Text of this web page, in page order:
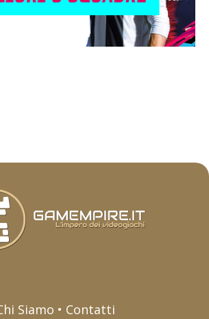
Siamo • Contatti